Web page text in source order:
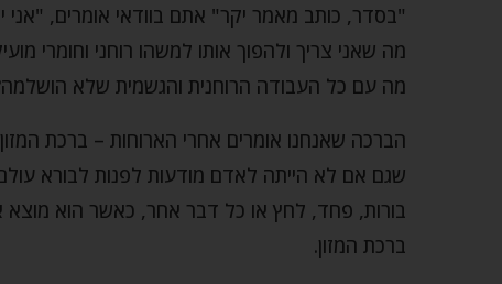
"בסדר, כותב מאמר יקר" אתם בוודאי אומרים,
מה שאני צריך ולהפוך אותו למשהו רוחני
מה עם כל העבודה הרוחנית והגשמית שלא
הברכה שאנחנו אומרים אחרי הארוחות – ברכת
שגם אם לא הייתה לאדם מודעות לפנות לבורא
בורות, פחד, לחץ או כל דבר אחר, כאשר הוא מוצא
ברכת המזון.